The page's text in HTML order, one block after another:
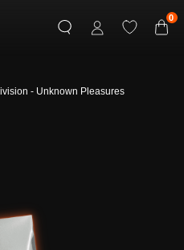
- Unknown Pleasures